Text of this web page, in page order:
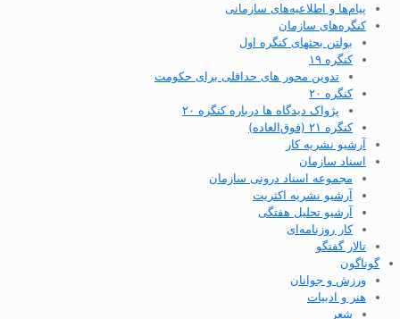
پیام‌ها و اطلاعیه‌های سازمانی
کنگره‌های سازمان
بولتن بحثهای کنگره اول
کنگره ۱۹
تدوین محور های حداقلی برای حکومت
کنگره ۲۰
پژواک دیدگاه ها درباره کنگره ۲۰
کنگره ۲۱ (فوق‌العاده)
آرشیو نشریه کار
اسناد سازمان
مجموعه اسناد درونی سازمان
آرشیو نشریه اکثریت
آرشیو تحلیل هفتگی
کار روزنامه‌ای
تالار گفتگو
گوناگون
ورزش و جوانان
هنر و ادبیات
شعر